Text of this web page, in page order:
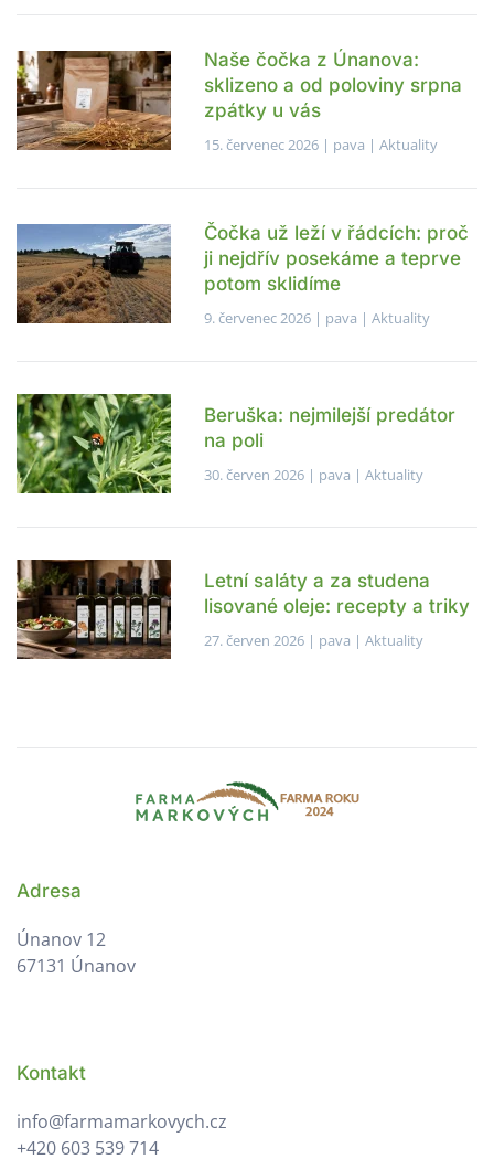
Naše čočka z Únanova:
sklizeno a od poloviny srpna
zpátky u vás
15. červenec 2026 | pava | Aktuality
Čočka už leží v řádcích: proč
ji nejdřív posekáme a teprve
potom sklidíme
9. červenec 2026 | pava | Aktuality
Beruška: nejmilejší predátor
na poli
30. červen 2026 | pava | Aktuality
Letní saláty a za studena
lisované oleje: recepty a triky
27. červen 2026 | pava | Aktuality
Adresa
Únanov 12
67131 Únanov
Kontakt
info@farmamarkovych.cz
+420 603 539 714